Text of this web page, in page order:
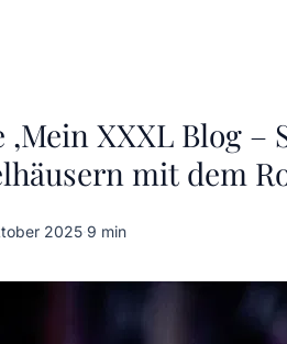
‚Mein XXXL Blog
mit dem
2025·9 min